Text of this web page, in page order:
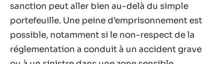
sanction peut aller bien au-delà du simple
portefeuille. Une peine d’emprisonnement est
possible, notamment si le non-respect de la
réglementation a conduit à un accident grave